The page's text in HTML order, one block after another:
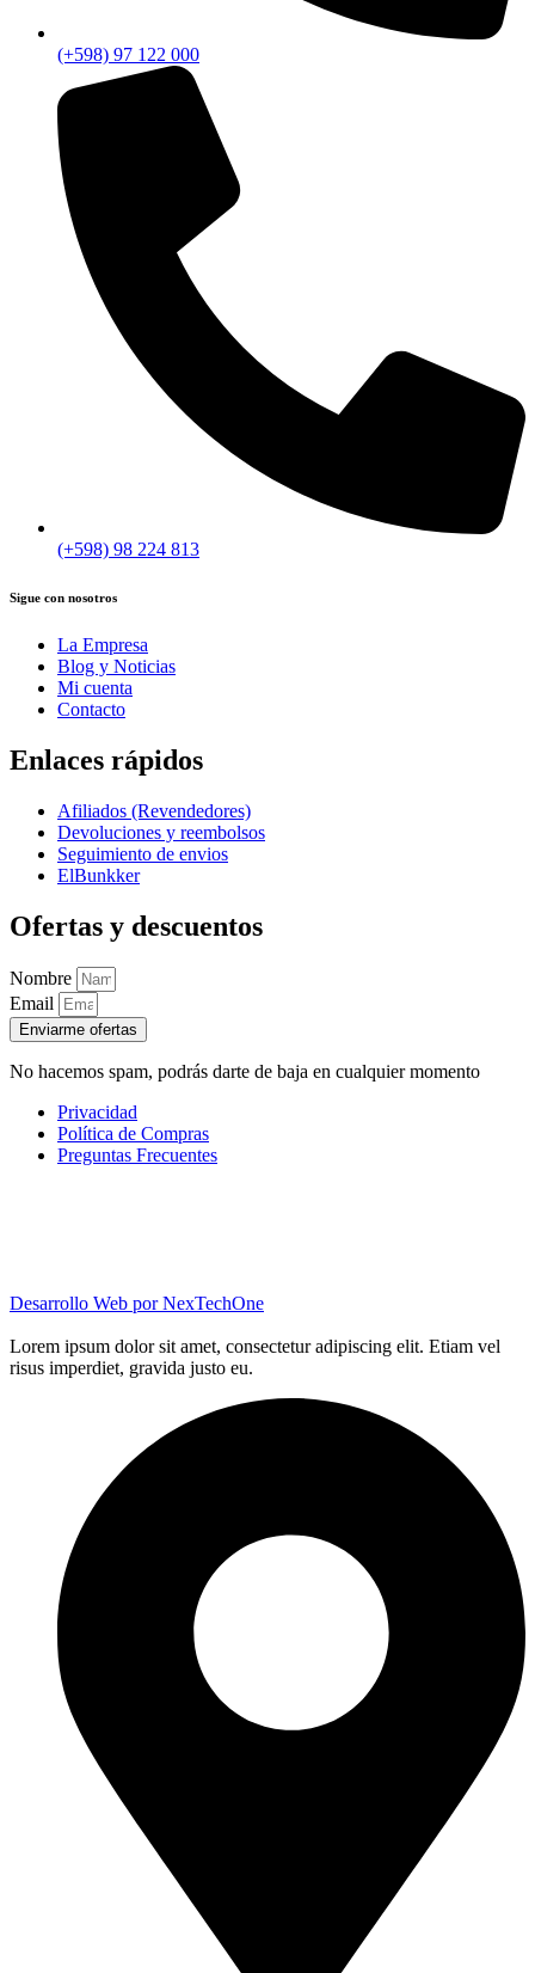
(+598) 97 122 000
(+598) 98 224 813
Sigue con nosotros
La Empresa
Blog y Noticias
Mi cuenta
Contacto
Enlaces rápidos
Afiliados (Revendedores)
Devoluciones y reembolsos
Seguimiento de envios
ElBunkker
Ofertas y descuentos
Nombre
Email
Enviarme ofertas
No hacemos spam, podrás darte de baja en cualquier momento
Privacidad
Política de Compras
Preguntas Frecuentes
Desarrollo Web porNexTechOne
Lorem ipsum dolor sit amet, consectetur adipiscing elit. Etiam vel
risus imperdiet, gravida justo eu.